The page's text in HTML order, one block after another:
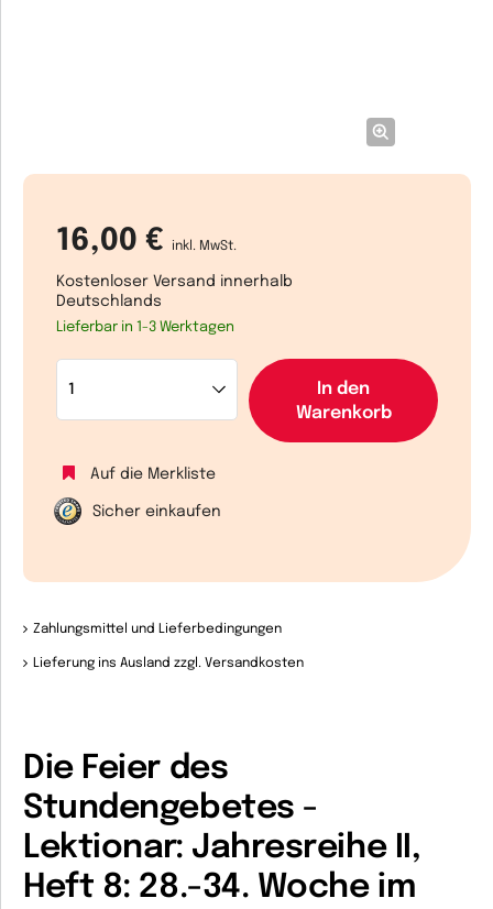
16,00 € inkl. MwSt.
Kostenloser Versand innerhalb
Deutschlands
Lieferbar in 1-3 Werktagen
In den
Warenkorb
Auf die Merkliste
Sicher einkaufen
Zahlungsmittel und Lieferbedingungen
Lieferung ins Ausland zzgl. Versandkosten
Die Feier des
Stundengebetes -
Lektionar: Jahresreihe II,
Heft 8: 28.-34. Woche im